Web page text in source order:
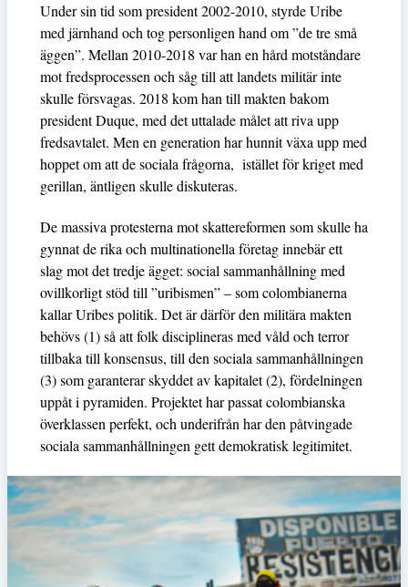
Under sin tid som president 2002-2010, styrde Uribe
med järnhand och tog personligen hand om ”de tre små
äggen”. Mellan 2010-2018 var han en hård motståndare
mot fredsprocessen och såg till att landets militär inte
skulle försvagas. 2018 kom han till makten bakom
president Duque, med det uttalade målet att riva upp
fredsavtalet. Men en generation har hunnit växa upp med
hoppet om att de sociala frågorna, istället för kriget med
gerillan, äntligen skulle diskuteras.
De massiva protesterna mot skattereformen som skulle ha
gynnat de rika och multinationella företag innebär ett
slag mot det tredje ägget: social sammanhållning med
ovillkorligt stöd till ”uribismen” – som colombianerna
kallar Uribes politik. Det är därför den militära makten
behövs (1) så att folk disciplineras med våld och terror
tillbaka till konsensus, till den sociala sammanhållningen
(3) som garanterar skyddet av kapitalet (2), fördelningen
uppåt i pyramiden. Projektet har passat colombianska
överklassen perfekt, och underifrån har den påtvingade
sociala sammanhållningen gett demokratisk legitimitet.